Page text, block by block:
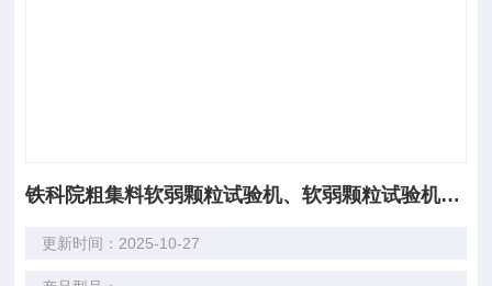
铁科院粗集料软弱颗粒试验机、软弱颗粒试验机出厂价
更新时间：2025-10-27